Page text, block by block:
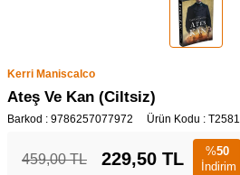
Kerri Maniscalco
Ateş Ve Kan (Ciltsiz)
Barkod : 9786257077972 Ürün Kodu : T2581
459,00TL 229,50 TL %50
İndirim